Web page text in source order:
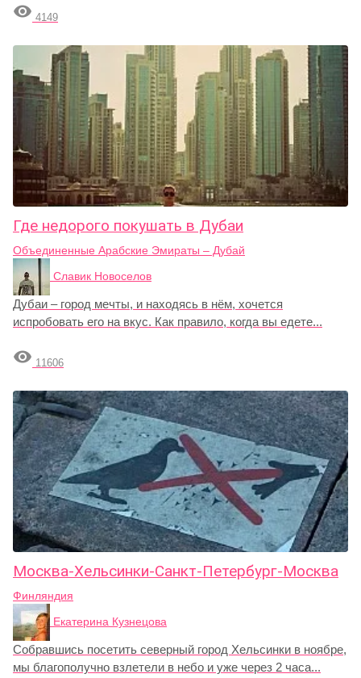
 4149
Где недорого покушать в Дубаи
Объединенные Арабские Эмираты – Дубай
Славик Новоселов
Дубаи – город мечты, и находясь в нём, хочется
испробовать его на вкус. Как правило, когда вы едете...
 11606
Москва-Хельсинки-Санкт-Петербург-Москва
Финляндия
Екатерина Кузнецова
Собравшись посетить северный город Хельсинки в ноябре,
мы благополучно взлетели в небо и уже через 2 часа...